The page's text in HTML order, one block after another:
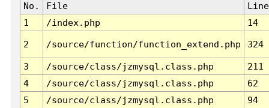
No. File
Line
1
/index.php 14
2 /source/function/function_extend.php 324
3 /source/class/jzmysql.class.php
211
4
/source/class/jzmysql.class.php
62
5
/source/class/jzmysql.class.php
94